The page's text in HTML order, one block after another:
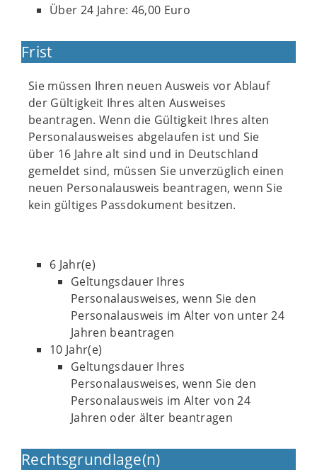
Über 24 Jahre: 46,00 Euro
Frist
Sie müssen Ihren neuen Ausweis vor Ablauf
der Gültigkeit Ihres alten Ausweises
beantragen. Wenn die Gültigkeit Ihres alten
Personalausweises abgelaufen ist und Sie
über 16 Jahre alt sind und in Deutschland
gemeldet sind, müssen Sie unverzüglich einen
neuen Personalausweis beantragen, wenn Sie
kein gültiges Passdokument besitzen.
6 Jahr(e)
Geltungsdauer Ihres
Personalausweises, wenn Sie den
Personalausweis im Alter von unter 24
Jahren beantragen
10 Jahr(e)
Geltungsdauer Ihres
Personalausweises, wenn Sie den
Personalausweis im Alter von 24
Jahren oder älter beantragen
Rechtsgrundlage(n)